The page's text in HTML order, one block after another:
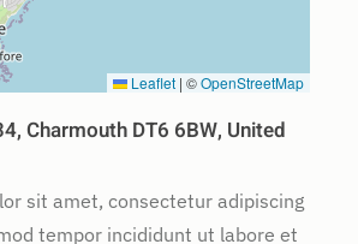
Leaflet | ©OpenStreetMap
Charmouth DT6 6BW, United
sit amet, consectetur adipiscing
tempor incididunt ut labore et